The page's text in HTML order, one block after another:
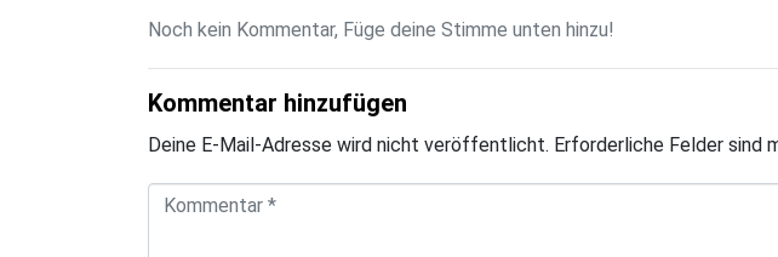
Noch kein Kommentar, Füge deine Stimme unten hinzu!
Kommentar hinzufügen
Deine E-Mail-Adresse wird nicht veröffentlicht. Erforderliche Felder sind